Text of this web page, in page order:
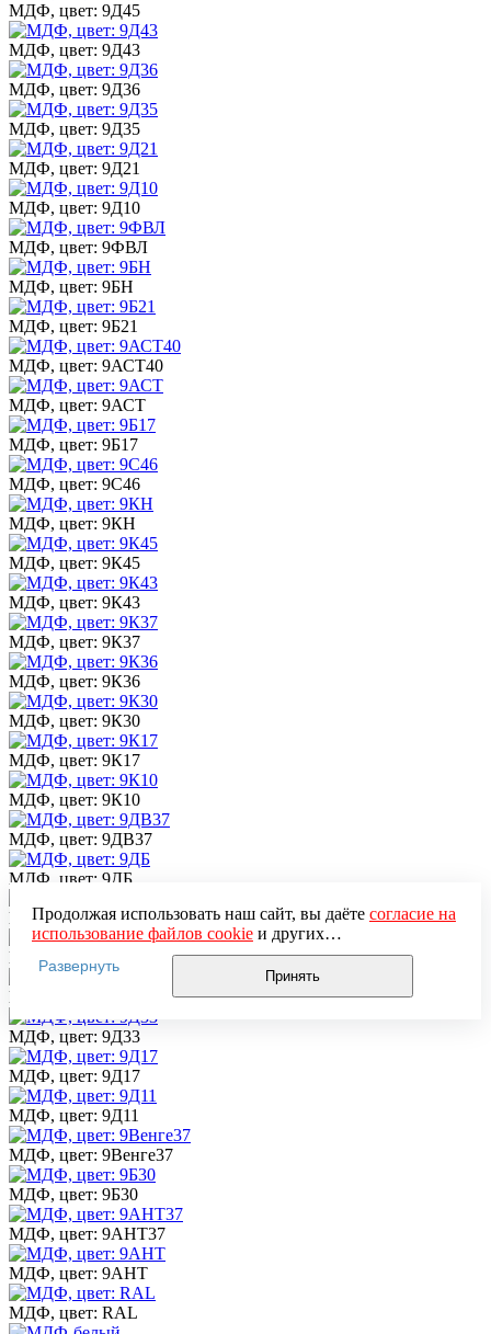
МДФ, цвет: 9Д45
МДФ, цвет: 9Д43
МДФ, цвет: 9Д36
МДФ, цвет: 9Д35
МДФ, цвет: 9Д21
МДФ, цвет: 9Д10
МДФ, цвет: 9ФВЛ
МДФ, цвет: 9БН
МДФ, цвет: 9Б21
МДФ, цвет: 9АСТ40
МДФ, цвет: 9АСТ
МДФ, цвет: 9Б17
МДФ, цвет: 9С46
МДФ, цвет: 9КН
МДФ, цвет: 9К45
МДФ, цвет: 9К43
МДФ, цвет: 9К37
МДФ, цвет: 9К36
МДФ, цвет: 9К30
МДФ, цвет: 9К17
МДФ, цвет: 9К10
МДФ, цвет: 9ДВ37
МДФ, цвет: 9ДБ
МДФ, цвет: 9Д44
МДФ, цвет: 9Д40
МДФ, цвет: 9Д37
МДФ, цвет: 9Д33
МДФ, цвет: 9Д17
МДФ, цвет: 9Д11
МДФ, цвет: 9Венге37
МДФ, цвет: 9Б30
МДФ, цвет: 9АНТ37
МДФ, цвет: 9АНТ
МДФ, цвет: RAL
Продолжая использовать наш сайт, вы даёте согласие на
использование файлов cookieи других
пользовательских данных (включая IP-адрес, сведения о
местоположении, устройстве, действиях на сайте и т. п.)
для функционирования сайта, проведения
использования систем аналитики (например,
Яндекс.Метрика), в соответствии с нашей
обработки персональных данных.
Если вы не хотите, чтобы ваши данные обрабатывались,
настройте ограничения в браузере или покиньте сайт.
Развернуть
Принять